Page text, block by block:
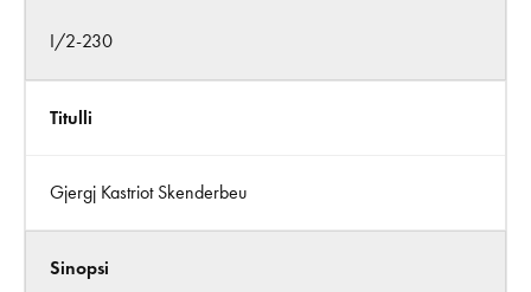
I/2-230
Titulli
Gjergj Kastriot Skenderbeu
Sinopsi